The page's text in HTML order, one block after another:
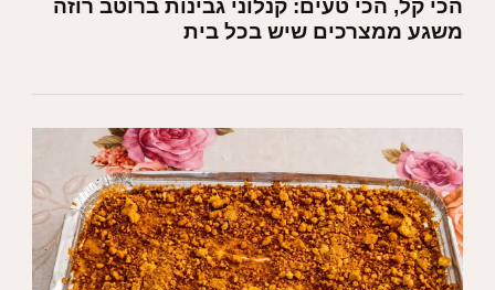
הכי קל, הכי טעים: קנלוני גבינות ברוטב רוזה
משגע ממצרכים שיש בכל בית